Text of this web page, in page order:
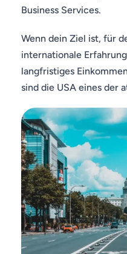
Business Services.
Wenn dein Ziel ist, für
internationale
langfristiges
sind die USA eines der